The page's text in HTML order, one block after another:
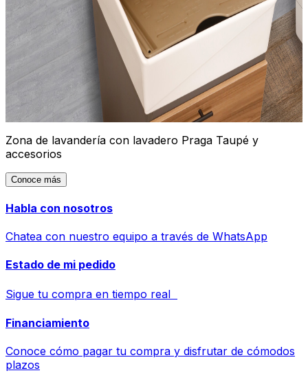
Zona de lavandería con lavadero Praga Taupé y
accesorios
Conoce más
Habla con nosotros
Chatea con nuestro equipo a través de WhatsApp
Estado de mi pedido
Sigue tu compra en tiempo real
Financiamiento
Conoce cómo pagar tu compra y disfrutar de cómodos
plazos